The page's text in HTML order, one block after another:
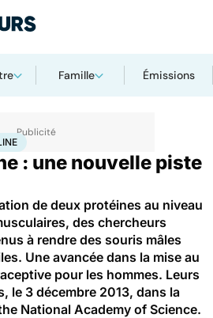
Famille Émissions
masculine
: une nouvelle piste
de deux protéines au niveau
des chercheurs
à rendre des souris mâles
Une avancée dans la mise au
pour les hommes. Leurs
le 3 décembre 2013, dans la
National Academy of Science.